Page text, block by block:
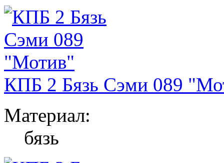
КПБ 2 Бязь Сэми 089
Материал:
бязь